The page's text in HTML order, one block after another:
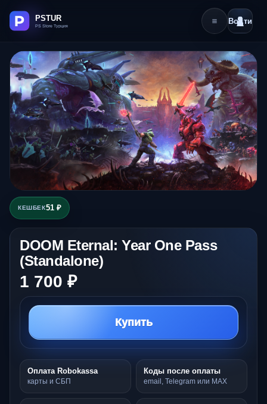
Войти
КЕШБЕК51 ₽
DOOM Eternal: Year One Pass
(Standalone)
1 700 ₽
Купить
Оплата Robokassa
карты и СБП
Коды после оплаты
email, Telegram или MAX